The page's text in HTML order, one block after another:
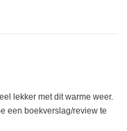
lekker met dit warme weer.
een boekverslag/review te